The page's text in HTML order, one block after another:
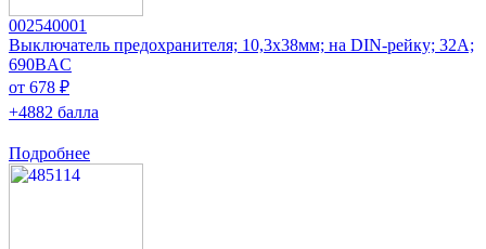
002540001
Выключатель предохранителя; 10,3x38мм; на DIN-рейку; 32А;
690ВAC
от 678 ₽
+4882 балла
Подробнее